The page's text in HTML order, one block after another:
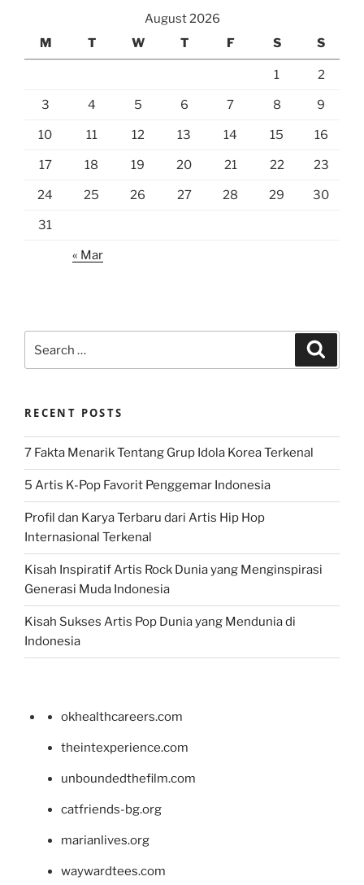
August 2026
M
T W T F S S
1 2
3 4 5 6 7 8 9
10 11 12 13 14 15 16
17 18 19 20 21 22 23
24 25 26 27 28 29 30
31
« Mar
for:
RECENT POSTS
7 Fakta Menarik Tentang Grup Idola Korea Terkenal
5 Artis K-Pop Favorit Penggemar Indonesia
Profil dan Karya Terbaru dari Artis Hip Hop
Internasional Terkenal
Kisah Inspiratif Artis Rock Dunia yang Menginspirasi
Generasi Muda Indonesia
Kisah Sukses Artis Pop Dunia yang Mendunia di
Indonesia
okhealthcareers.com
theintexperience.com
unboundedthefilm.com
catfriends-bg.org
marianlives.org
waywardtees.com